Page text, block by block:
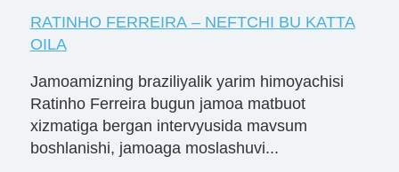
RATINHO FERREIRA – NEFTCHI BU KATTA
OILA
Jamoamizning braziliyalik yarim himoyachisi
Ratinho Ferreira bugun jamoa matbuot
xizmatiga bergan intervyusida mavsum
boshlanishi, jamoaga moslashuvi...